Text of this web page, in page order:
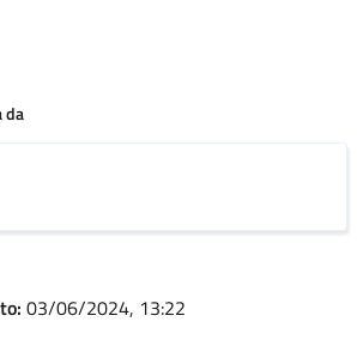
da
03/06/2024, 13:22